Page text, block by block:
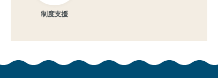
制度支援